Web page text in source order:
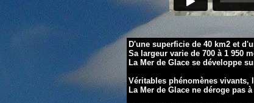
D'une superficie de 40 km2 et
Sa largeur varie de 700 à 1 950
La Mer de Glace se développe
Véritables phénomènes vivants,
La Mer de Glace ne déroge pas